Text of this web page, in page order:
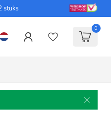
stuks
0